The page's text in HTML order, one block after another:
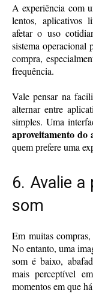
A experiência com
lentos, aplicativos
afetar o uso
sistema operacional
compra,
frequência.
Vale pensar na
alternar entre
simples. Uma
aproveitamento do
quem prefere uma
6. Avalie a
som
Em muitas
No entanto, uma
som é baixo,
mais perceptível
momentos em que